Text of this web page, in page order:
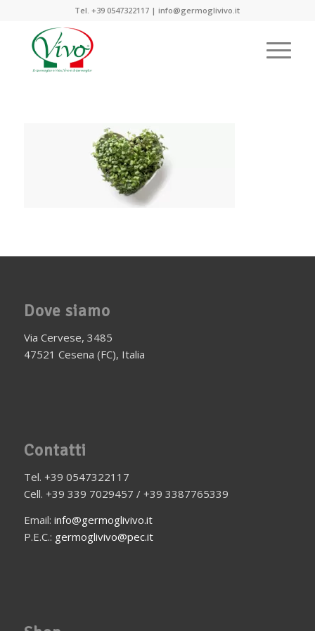
Tel. +39 0547322117 | info@germoglivivo.it
Dove siamo
Via Cervese, 3485
47521 Cesena (FC), Italia
Contatti
Tel. +39 0547322117
Cell. +39 339 7029457 / +39 3387765339
Email: info@germoglivivo.it
P.E.C.: germoglivivo@pec.it